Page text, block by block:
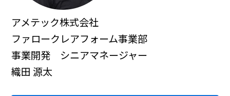
アメテック株式会社
ファロークレアフォーム事業部
事業開発 シニアマネージャー
織田 源太